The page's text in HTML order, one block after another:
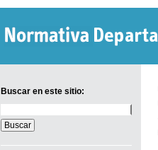
Buscar en este sitio:
en
este
sitio: